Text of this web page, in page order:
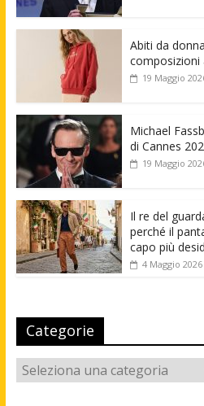
Abiti da
composizioni
19 Maggio
Michael
di Cannes
19 Maggio
Il re del
perché il
capo più
4 Maggio 2026
Categorie
Categorie